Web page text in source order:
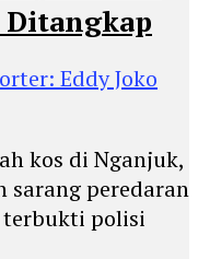
Ditangkap
Eddy Joko
kos di Nganjuk,
sarang peredaran
terbukti polisi